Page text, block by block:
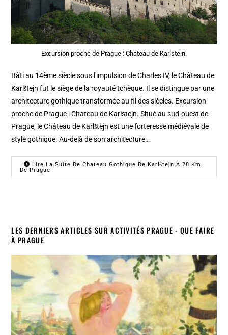
Excursion proche de Prague : Chateau de Karlstejn.
Bâti au 14ème siècle sous l'impulsion de Charles IV, le Château de
Karlštejn fut le siège de la royauté tchèque. Il se distingue par une
architecture gothique transformée au fil des siècles. Excursion
proche de Prague : Chateau de Karlstejn. Situé au sud-ouest de
Prague, le Château de Karlštejn est une forteresse médiévale de
style gothique. Au-delà de son architecture…
Lire La Suite De Chateau Gothique De Karlštejn À 28 Km
De Prague
LES DERNIERS ARTICLES SUR ACTIVITÉS PRAGUE - QUE FAIRE
À PRAGUE